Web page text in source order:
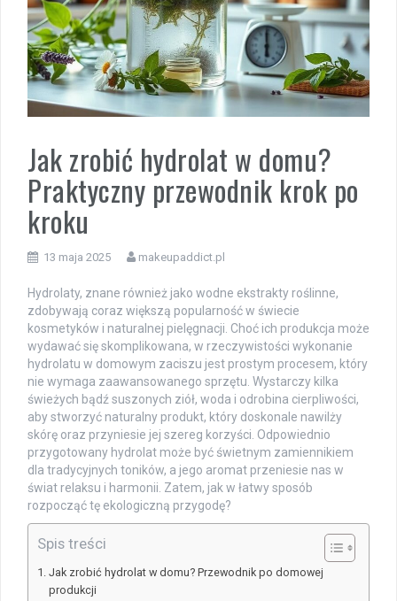
Jak zrobić hydrolat w domu?
Praktyczny przewodnik krok po
kroku
13 maja 2025 makeupaddict.pl
Hydrolaty, znane również jako wodne ekstrakty roślinne,
zdobywają coraz większą popularność w świecie
kosmetyków i naturalnej pielęgnacji. Choć ich produkcja może
wydawać się skomplikowana, w rzeczywistości wykonanie
hydrolatu w domowym zaciszu jest prostym procesem, który
nie wymaga zaawansowanego sprzętu. Wystarczy kilka
świeżych bądź suszonych ziół, woda i odrobina cierpliwości,
aby stworzyć naturalny produkt, który doskonale nawilży
skórę oraz przyniesie jej szereg korzyści. Odpowiednio
przygotowany hydrolat może być świetnym zamiennikiem
dla tradycyjnych toników, a jego aromat przeniesie nas w
świat relaksu i harmonii. Zatem, jak w łatwy sposób
rozpocząć tę ekologiczną przygodę?
Spis treści
Jak zrobić hydrolat w domu? Przewodnik po domowej
produkcji